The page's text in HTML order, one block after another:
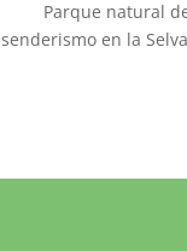
Parque natural
senderismo en la